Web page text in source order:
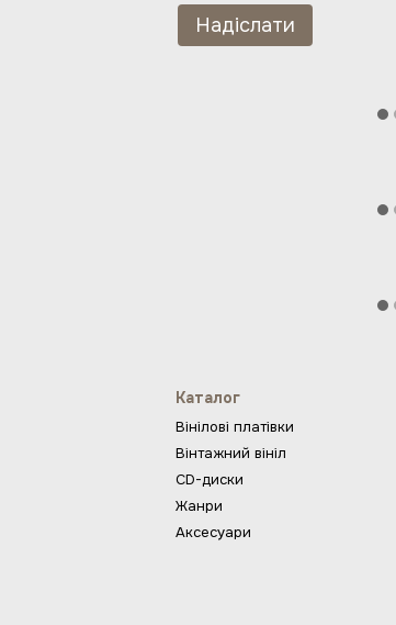
Надіслати
Каталог
Вінілові платівки
Вінтажний вініл
CD-диски
Жанри
Аксесуари